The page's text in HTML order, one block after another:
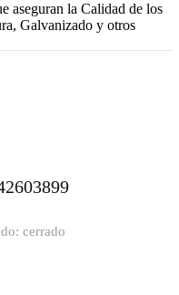
aseguran la Calidad de los
Galvanizado y otros
cerrado